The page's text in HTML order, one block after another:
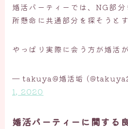
婚活パーティーでは、NG部
所懸命に共通部分を探そうとす
やっぱり実際に会う方が婚活
— takuya@婚活垢
1, 2020
婚活パーティーに関する